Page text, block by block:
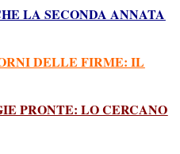
LA SECONDA ANNATA
DELLE FIRME: IL
PRONTE: LO CERCANO